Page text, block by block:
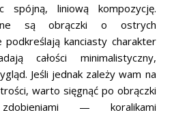
spójną, liniową kompozycję.
są obrączki o ostrych
podkreślają kanciasty charakter
całości minimalistyczny,
Jeśli jednak zależy wam na
warto sięgnąć po obrączki
— koralikami